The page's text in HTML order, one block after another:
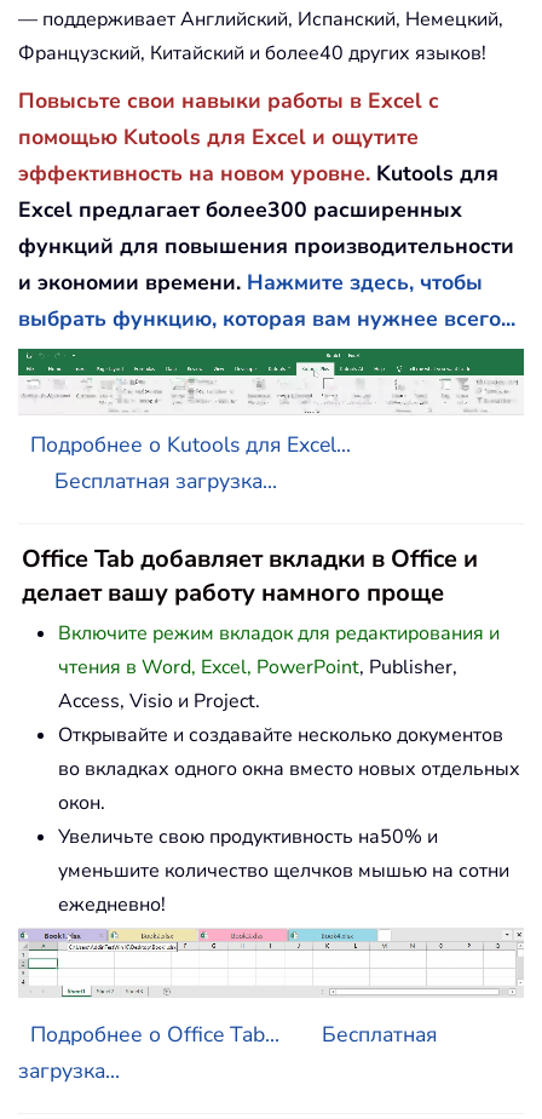
— поддерживает Английский, Испанский, Немецкий,
Французский, Китайский и более40 других языков!
Повысьте свои навыки работы в Excel с
помощью Kutools для Excel и ощутите
эффективность на новом уровне. Kutools для
Excel предлагает более300 расширенных
функций для повышения производительности
и экономии времени. Нажмите здесь, чтобы
выбрать функцию, которая вам нужнее всего...
Подробнее о Kutools для Excel...
Бесплатная загрузка...
Office Tab добавляет вкладки в Office и
делает вашу работу намного проще
Включите режим вкладок для редактирования и
чтения в Word, Excel, PowerPoint, Publisher,
Access, Visio и Project.
Открывайте и создавайте несколько документов
во вкладках одного окна вместо новых отдельных
окон.
Увеличьте свою продуктивность на50% и
уменьшите количество щелчков мышью на сотни
ежедневно!
Подробнее о Office Tab...
Бесплатная
загрузка...